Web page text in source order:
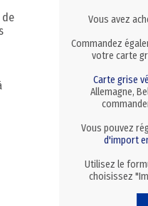
Vous avez
Commandez
votre carte
Carte grise
Allemagne,
Vous pouvez
d'import
Utilisez le
choisissez